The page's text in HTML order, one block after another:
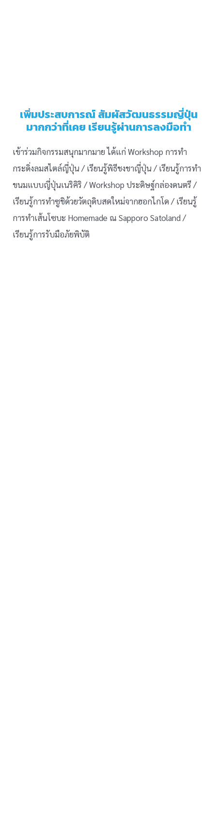
เพิ่มประสบการณ์ สัมผัสวัฒนธรรมญี่ปุ่น
มากกว่าที่เคย เรียนรู้ผ่านการลงมือทำ
เข้าร่วมกิจกรรมสนุกมากมาย ได้แก่ Workshop การทำ
กระดิ่งลมสไตล์ญี่ปุ่น / เรียนรู้พิธีชงชาญี่ปุ่น / เรียนรู้การทำ
ขนมแบบญี่ปุ่นเนริคิริ / Workshop ประดิษฐ์กล่องดนตรี /
เรียนรู้การทำซูชิด้วยวัตถุดิบสดใหม่จากฮอกไกโด / เรียนรู้
การทำเส้นโซบะ Homemade ณ Sapporo Satoland /
เรียนรู้การรับมือภัยพิบัติ